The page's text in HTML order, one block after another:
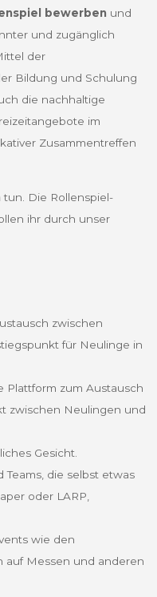
bewerben und
und zugänglich
der
Bildung und Schulung
die nachhaltige
im
Zusammentreffen
tun. Die Rollenspiel-
ihr durch unser
zwischen
für Neulinge in
Plattform zum Austausch
zwischen Neulingen und
Gesicht.
die selbst etwas
oder LARP,
wie den
auf Messen und anderen